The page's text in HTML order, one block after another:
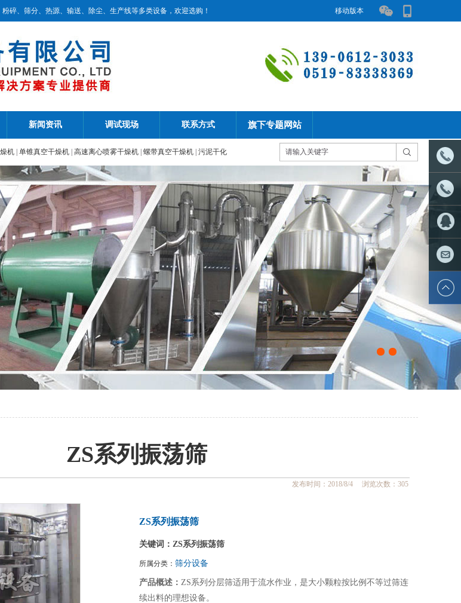
刘经理
0519-
8333836
9
刘经理
1390612
3033
QQ客服
yl@yldry
.com
碎、筛分、热源、输送、除尘、生产线等多类设备，欢迎选购！ 移动版本
新闻资讯 调试现场 联系方式 旗下专题网站
机 单锥真空干燥机 高速离心喷雾干燥机 螺带真空干燥机 污泥干化
ZS系列振荡筛
发布时间：2018/8/4 浏览次数：305
ZS系列振荡筛
关键词：ZS系列振荡筛
所属分类： 筛分设备
产品概述： ZS系列分层筛适用于流水作业，是大小颗粒按比例不等过筛连
续出料的理想设备。